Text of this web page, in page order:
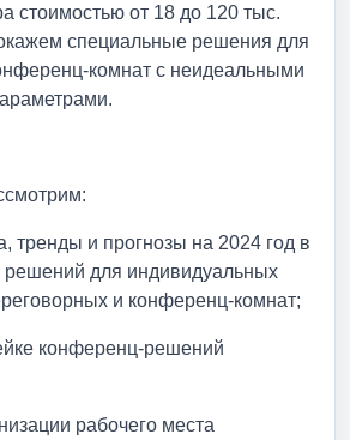
стоимостью от 18 до 120 тыс.
специальные решения для
комнат с неидеальными
тренды и прогнозы на 2024 год в
решений для индивидуальных
и конференц-комнат;
конференц-решений
рабочего места